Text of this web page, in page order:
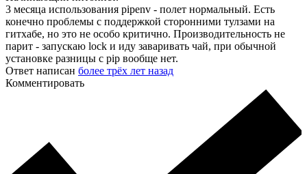
3 месяца использования pipenv - полет нормальный. Есть
конечно проблемы с поддержкой сторонними тулзами на
гитхабе, но это не особо критично. Производительность не
парит - запускаю lock и иду заваривать чай, при обычной
установке разницы с pip вообще нет.
Ответ написан более трёх лет назад
Комментировать